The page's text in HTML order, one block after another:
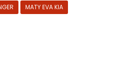
MATY EVA KIA